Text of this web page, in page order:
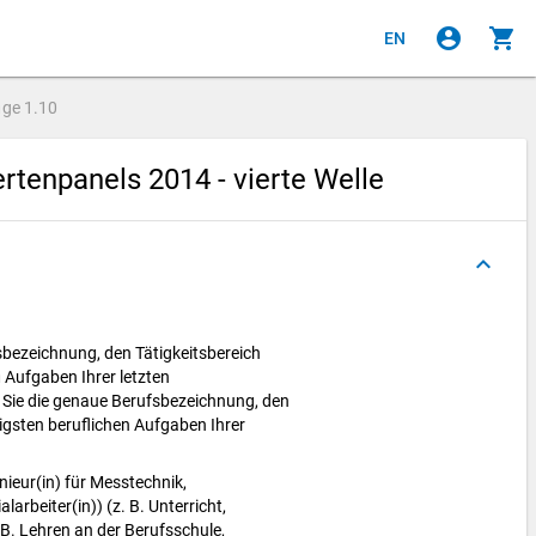
EN account_circle shopping_cart
1.10
2014 - vierte Welle
keyboard_arrow_up
den Tätigkeitsbereich
Ihrer letzten
die genaue Berufsbezeichnung, den
beruflichen Aufgaben Ihrer
für Messtechnik,
(z. B. Unterricht,
Lehren an der Berufsschule,